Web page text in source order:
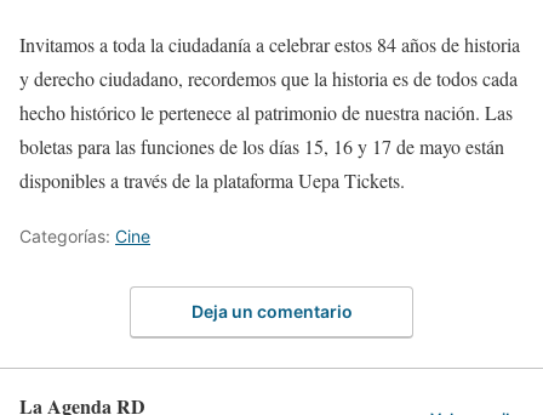
Invitamos a toda la ciudadanía a celebrar estos 84 años de historia
y derecho ciudadano, recordemos que la historia es de todos cada
hecho histórico le pertenece al patrimonio de nuestra nación. Las
boletas para las funciones de los días 15, 16 y 17 de mayo están
disponibles a través de la plataforma Uepa Tickets.
Categorías: Cine
Deja un comentario
La Agenda RD